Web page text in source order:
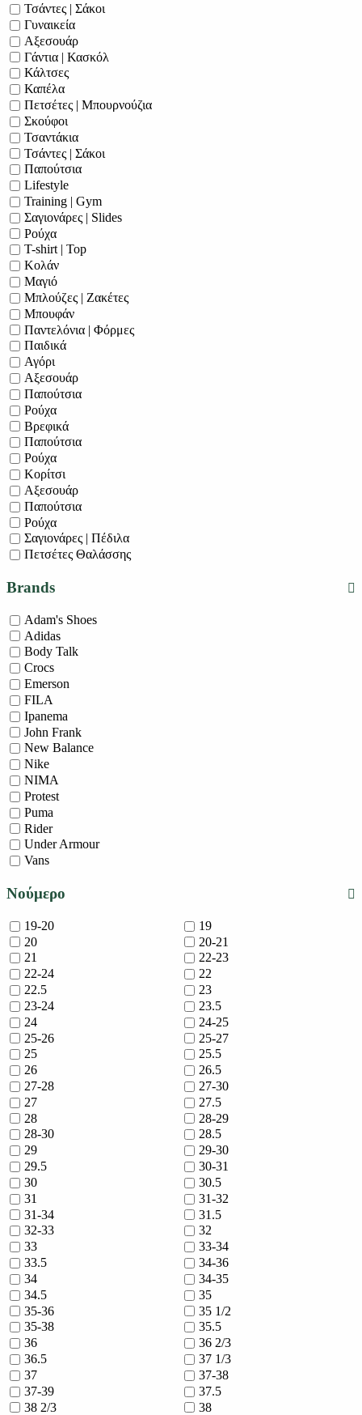
Τσάντες | Σάκοι
Γυναικεία
Αξεσουάρ
Γάντια | Κασκόλ
Κάλτσες
Καπέλα
Πετσέτες | Μπουρνούζια
Σκούφοι
Τσαντάκια
Τσάντες | Σάκοι
Παπούτσια
Lifestyle
Training | Gym
Σαγιονάρες | Slides
Ρούχα
T-shirt | Top
Κολάν
Μαγιό
Μπλούζες | Ζακέτες
Μπουφάν
Παντελόνια | Φόρμες
Παιδικά
Αγόρι
Αξεσουάρ
Παπούτσια
Ρούχα
Βρεφικά
Παπούτσια
Ρούχα
Κορίτσι
Αξεσουάρ
Παπούτσια
Ρούχα
Σαγιονάρες | Πέδιλα
Πετσέτες Θαλάσσης
Brands
Adam's Shoes
Adidas
Body Talk
Crocs
Emerson
FILA
Ipanema
John Frank
New Balance
Nike
NIMA
Protest
Puma
Rider
Under Armour
Vans
Νούμερο
19-20
19
20
20-21
21
22-23
22-24
22
22.5
23
23-24
23.5
24
24-25
25-26
25-27
25
25.5
26
26.5
27-28
27-30
27
27.5
28
28-29
28-30
28.5
29
29-30
29.5
30-31
30
30.5
31
31-32
31-34
31.5
32-33
32
33
33-34
33.5
34-36
34
34-35
34.5
35
35-36
35 1/2
35-38
35.5
36
36 2/3
36.5
37 1/3
37
37-38
37-39
37.5
38 2/3
38